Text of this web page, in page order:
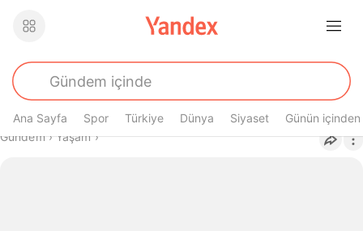
Ana Sayfa Spor Türkiye Dünya Siyaset Günün içinden
Buradasın
Gündem› Yaşam›